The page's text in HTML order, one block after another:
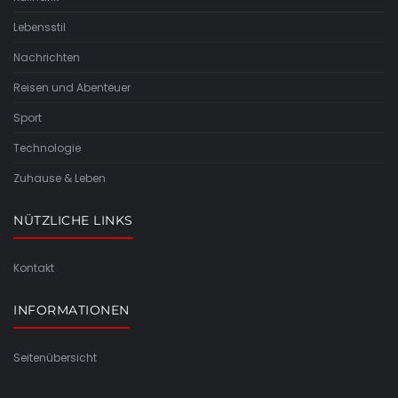
Lebensstil
Nachrichten
Reisen und Abenteuer
Sport
Technologie
Zuhause & Leben
NÜTZLICHE LINKS
Kontakt
INFORMATIONEN
Seitenübersicht